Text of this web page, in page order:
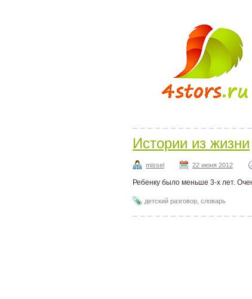
Истории из жизни
missel 22 июня 2012
Ребенку было меньше 3-х лет.
детский разговор словарь